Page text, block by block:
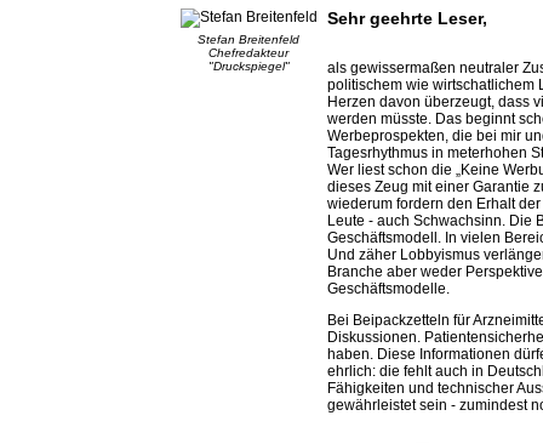
Stefan Breitenfeld
Chefredakteur
"Druckspiegel"
Sehr geehrte Leser,
als gewissermaßen neutraler
politischem wie wirtschatlichem
Herzen davon überzeugt, dass
werden müsste. Das beginnt
Werbeprospekten, die bei mir
Tagesrhythmus in meterhohen
Wer liest schon die „Keine
dieses Zeug mit einer Garantie
wiederum fordern den Erhalt
Leute - auch Schwachsinn. Die
Geschäftsmodell. In vielen
Und zäher Lobbyismus
Branche aber weder
Geschäftsmodelle.
Bei Beipackzetteln für
Diskussionen.
haben. Diese Informationen
ehrlich: die fehlt auch in
Fähigkeiten und technischer
gewährleistet sein - zumindest